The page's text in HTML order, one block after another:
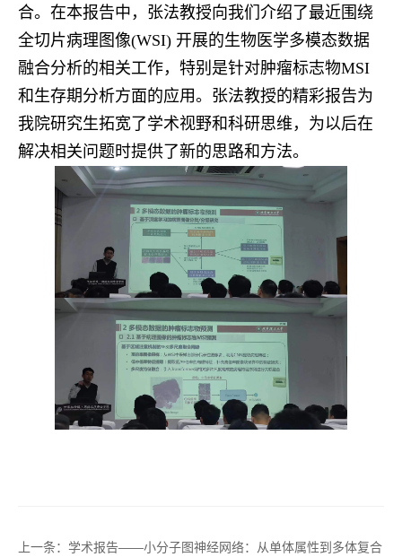
合。在本报告中， 张法教授向我们 介绍 了最近围绕
全切片病理图像(WSI) 开展的生物医学多模态数据
融合分析的相关工作，特别是针对肿瘤标志物MSI
和生存期分析方面的应用。 张法教授的精彩报告为
我院研究生拓宽了学术视野和科研思维，为以后在
解决相关问题时提供了新的思路和方法。
上一条： 学术报告——小分子图神经网络：从单体属性到多体复合